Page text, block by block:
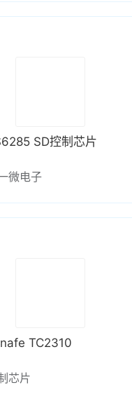
SD控制芯片
微电子
TC2310
芯片